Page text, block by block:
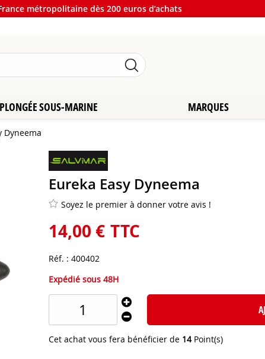
métropolitaine dès 200 euros d’achats
PLONGÉE SOUS-MARINE MARQUES
Dyneema
Eureka Easy Dyneema
Soyez le premier à donner votre avis !
14,00 € TTC
Réf. : 400402
Expédié sous 48H
Cet achat vous fera bénéficier de 14Point(s)